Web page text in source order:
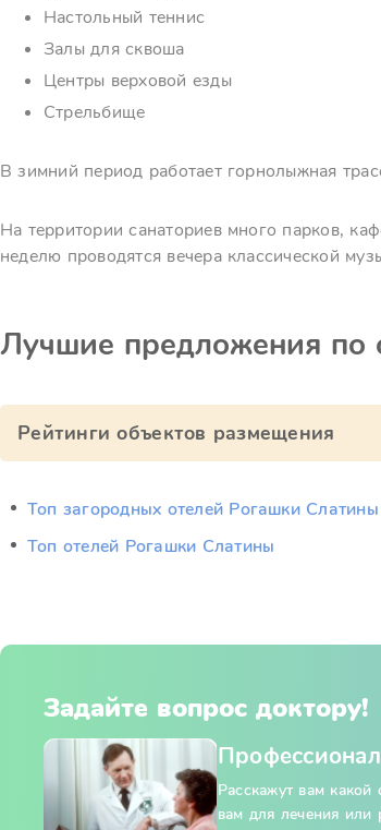
Настольный теннис
Залы для сквоша
Центры верховой езды
Стрельбище
В зимний период работает горнолыжная
На территории санаториев много парков,
неделю проводятся вечера классической
Лучшие предложения по
Рейтинги объектов размещения
Топ загородных отелей Рогашки Слатины
Топ отелей Рогашки Слатины
Задайте вопрос доктору!
Расскажут вам
вам для лечения или